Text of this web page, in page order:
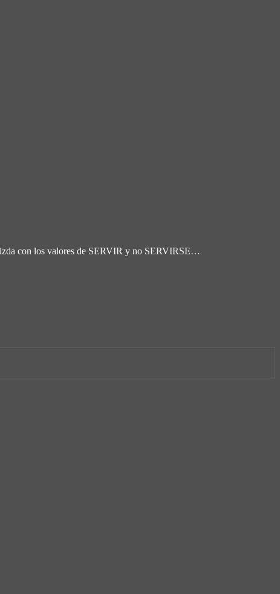
izda con los valores de SERVIR y no SERVIRSE…